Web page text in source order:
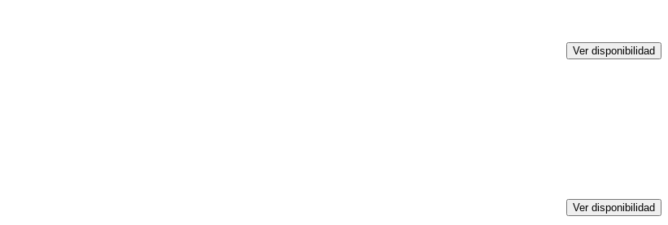
Ver disponibilidad
Ver disponibilidad